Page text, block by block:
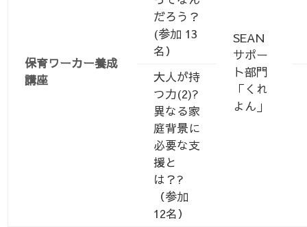
保育ワーカー養成
講座
だろう？
(参加 13
名）
SEAN
サポー
ト部門
「くれ
よん」
大人が持
つ力(2)?
異なる家
庭背景に
必要な支
援と
は？?
（参加
12名）